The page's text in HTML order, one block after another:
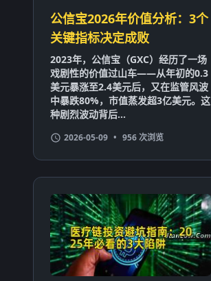
公信宝2026年价值分析：3个
关键指标决定成败
2023年，公信宝（GXC）经历了一场
戏剧性的价值过山车——从年初的0.3
美元暴涨至2.4美元后，又在监管风波
中暴跌80%，市值蒸发超3亿美元。这
种剧烈波动背后...
2026-05-09 • 956 次浏览